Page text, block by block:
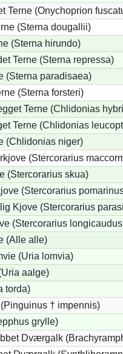
Terne (Onychoprion
(Sterna dougallii)
(Sterna hirundo)
Terne (Sterna repressa)
(Sterna paradisaea)
(Sterna forsteri)
Terne (Chlidonias
Terne (Chlidonias
(Chlidonias niger)
(Stercorarius
(Stercorarius skua)
(Stercorarius
Kjove (Stercorarius
(Stercorarius
(Alle alle)
(Uria lomvia)
aalge)
torda)
† impennis)
grylle)
Dværgalk